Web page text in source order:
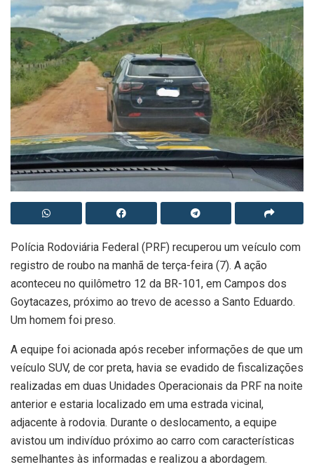
Polícia Rodoviária Federal (PRF) recuperou um veículo com
registro de roubo na manhã de terça-feira (7). A ação
aconteceu no quilômetro 12 da BR-101, em Campos dos
Goytacazes, próximo ao trevo de acesso a Santo Eduardo.
Um homem foi preso.
A equipe foi acionada após receber informações de que um
veículo SUV, de cor preta, havia se evadido de fiscalizações
realizadas em duas Unidades Operacionais da PRF na noite
anterior e estaria localizado em uma estrada vicinal,
adjacente à rodovia. Durante o deslocamento, a equipe
avistou um indivíduo próximo ao carro com características
semelhantes às informadas e realizou a abordagem.